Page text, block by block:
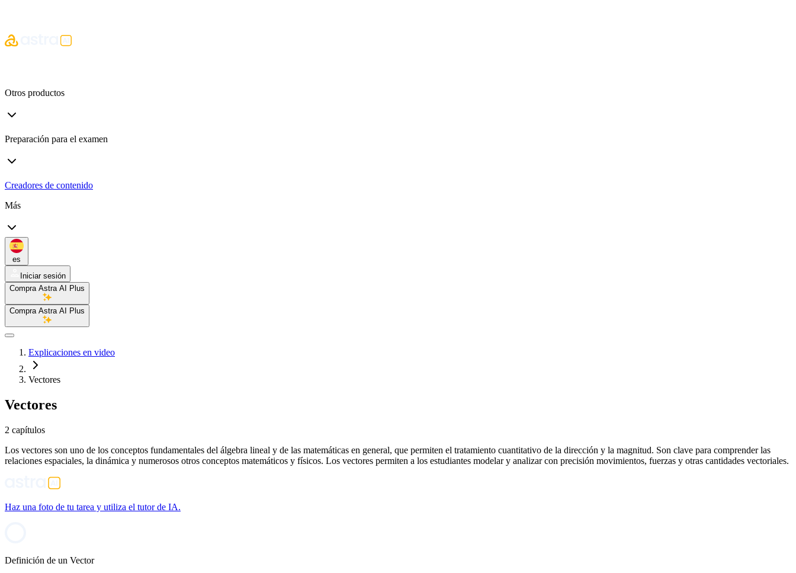
Otros productos
Preparación para el examen
Creadores de contenido
Más
es
Iniciar sesión
Compra Astra AI Plus
Compra Astra AI Plus
Explicaciones en video
Vectores
Vectores
2 capítulos
Los vectores son uno de los conceptos fundamentales del álgebra lineal y de las matemáticas en general, que permiten el tratamiento cuantitativo de la dirección y la magnitud. Son clave para comprender las
relaciones espaciales, la dinámica y numerosos otros conceptos matemáticos y físicos. Los vectores permiten a los estudiantes modelar y analizar con precisión movimientos, fuerzas y otras cantidades vectoriales.
Haz una foto de tu tarea y utiliza el tutor de IA.
Definición de un Vector